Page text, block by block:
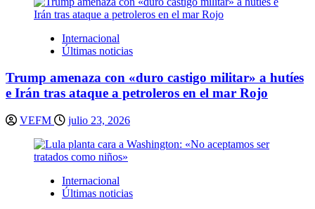
Internacional
Últimas noticias
Trump amenaza con «duro castigo militar» a hutíes
e Irán tras ataque a petroleros en el mar Rojo
VEFM julio 23, 2026
Internacional
Últimas noticias